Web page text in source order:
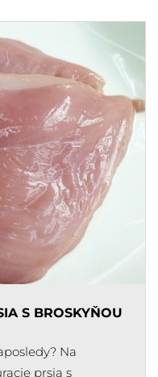
S BROSKYŇOU
Na
prsia s